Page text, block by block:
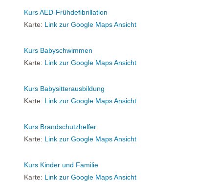
Kurs AED-Frühdefibrillation
Karte: Link zur Google Maps Ansicht
Kurs Babyschwimmen
Karte: Link zur Google Maps Ansicht
Kurs Babysitterausbildung
Karte: Link zur Google Maps Ansicht
Kurs Brandschutzhelfer
Karte: Link zur Google Maps Ansicht
Kurs Kinder und Familie
Karte: Link zur Google Maps Ansicht